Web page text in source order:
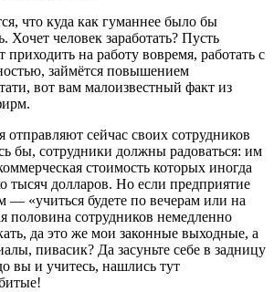
что куда как гуманнее было бы
Хочет человек заработать? Пусть
приходить на работу вовремя, работать с
займётся повышением
вот вам малоизвестный факт из
сейчас своих сотрудников
бы, сотрудники должны радоваться: им
стоимость которых иногда
тысяч долларов. Но если предприятие
— «учиться будете по вечерам или на
сотрудников немедленно
да это же мои законные выходные, а
пивасик? Да засуньте себе в задницу
вы и учитесь, нашлись тут